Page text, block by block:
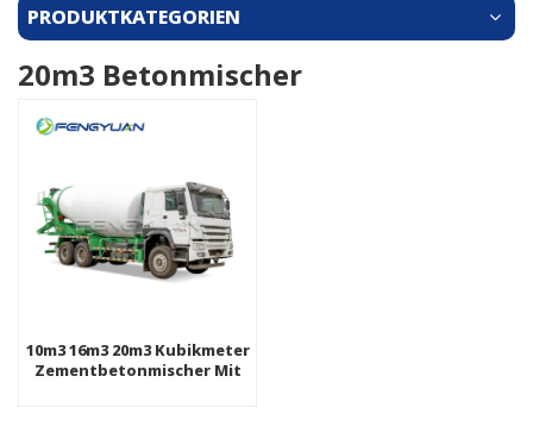
PRODUKTKATEGORIEN
20m3 Betonmischer
10m3 16m3 20m3 Kubikmeter
Zementbetonmischer Mit